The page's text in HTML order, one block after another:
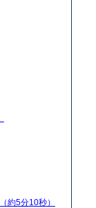
（約5分10秒）